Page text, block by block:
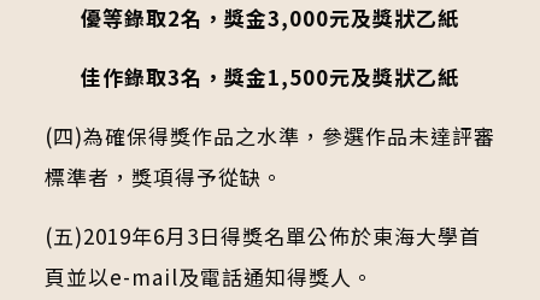
優等錄取2名，獎金3,000元及獎狀乙紙
佳作錄取3名，獎金1,500元及獎狀乙紙
(四)為確保得獎作品之水準，參選作品未達評審
標準者，獎項得予從缺。
(五)2019年6月3日得獎名單公佈於東海大學首
頁並以e-mail及電話通知得獎人。